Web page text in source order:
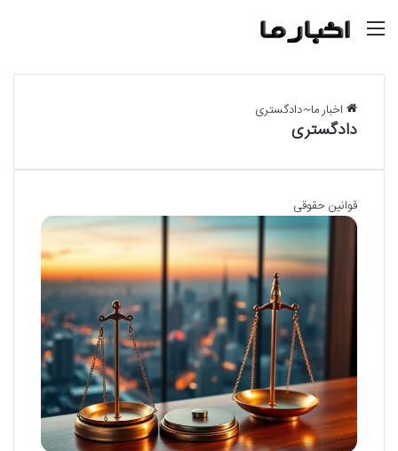
اخبار ما~دادگستری
دادگستری
قوانین حقوقی